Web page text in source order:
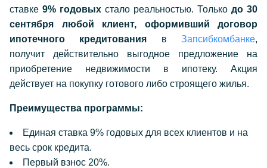
ставке 9% годовых стало реальностью. Только до 30
сентября любой клиент, оформивший договор
ипотечного кредитования вЗапсибкомбанке,
получит действительно выгодное предложение на
приобретение недвижимости в ипотеку. Акция
действует на покупку готового либо строящего жилья.
Преимущества программы:
Единая ставка 9% годовых для всех клиентов и на
весь срок кредита.
Первый взнос 20%.